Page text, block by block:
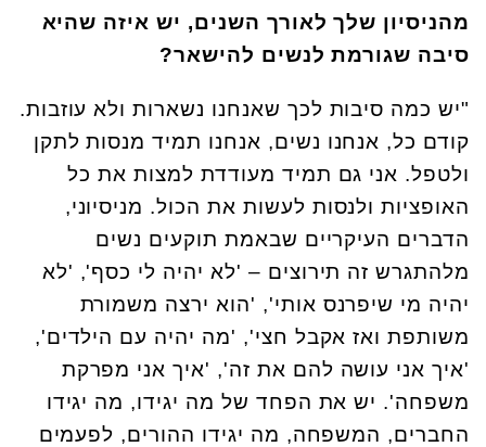
מהניסיון שלך לאורך השנים, יש איזה שהיא
סיבה שגורמת לנשים להישאר?
"יש כמה סיבות לכך שאנחנו נשארות ולא עוזבות.
קודם כל, אנחנו נשים, אנחנו תמיד מנסות לתקן
ולטפל. אני גם תמיד מעודדת למצות את כל
האופציות ולנסות לעשות את הכול. מניסיוני,
הדברים העיקריים שבאמת תוקעים נשים
מלהתגרש זה תירוצים – 'לא יהיה לי כסף', 'לא
יהיה מי שיפרנס אותי', 'הוא ירצה משמורת
משותפת ואז אקבל חצי', 'מה יהיה עם הילדים',
'איך אני עושה להם את זה', 'איך אני מפרקת
משפחה'. יש את הפחד של מה יגידו, מה יגידו
החברים, המשפחה, מה יגידו ההורים, לפעמים